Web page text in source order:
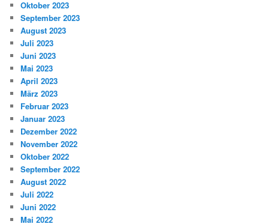
Oktober 2023
September 2023
August 2023
Juli 2023
Juni 2023
Mai 2023
April 2023
März 2023
Februar 2023
Januar 2023
Dezember 2022
November 2022
Oktober 2022
September 2022
August 2022
Juli 2022
Juni 2022
Mai 2022